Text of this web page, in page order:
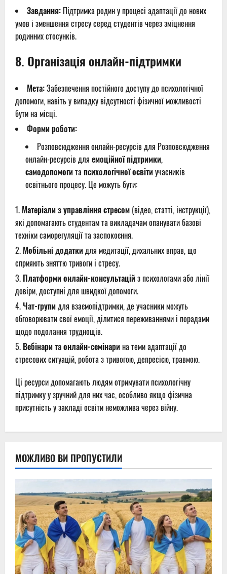
Завдання: Підтримка родин у процесі адаптації до нових
умов і зменшення стресу серед студентів через зміцнення
родинних стосунків.
8. Організація онлайн-підтримки
Мета:Забезпечення постійного доступу до психологічної
допомоги, навіть у випадку відсутності фізичної можливості
бути на місці.
Форми роботи:
Розповсюдження онлайн-ресурсів для Розповсюдження
онлайн-ресурсів для емоційної підтримки,
самодопомогитапсихологічної освітиучасників
освітнього процесу. Це можуть бути:
Матеріали з управління стресом (відео, статті, інструкції),
які допомагають студентам та викладачам опанувати базові
техніки саморегуляції та заспокоєння.
Мобільні додаткидля медитації, дихальних вправ, що
сприяють зняттю тривоги і стресу.
Платформи онлайн-консультаційз психологами або лінії
довіри, доступні для швидкої допомоги.
Чат-групидля взаємопідтримки, де учасники можуть
обговорювати свої емоції, ділитися переживаннями і порадами
щодо подолання труднощів.
Вебінари та онлайн-семінарина теми адаптації до
стресових ситуацій, робота з тривогою, депресією, травмою.
Ці ресурси допомагають людям отримувати психологічну
підтримку у зручний для них час, особливо якщо фізична
присутність у закладі освіти неможлива через війну.
МОЖЛИВО ВИ ПРОПУСТИЛИ